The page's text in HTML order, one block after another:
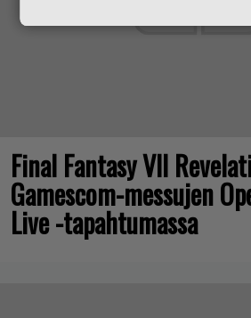
Final Fantasy VII
Gamescom-messujen
Live -tapahtumassa